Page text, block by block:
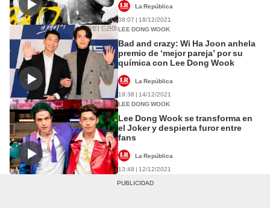
La República
08:07 | 18/12/2021
LEE DONG WOOK
Bad and crazy: Wi Ha Joon anhela
premio de ‘mejor pareja’ por su
química con Lee Dong Wook
La República
19:38 | 14/12/2021
LEE DONG WOOK
Lee Dong Wook se transforma en
el Joker y despierta furor entre
fans
La República
13:48 | 12/12/2021